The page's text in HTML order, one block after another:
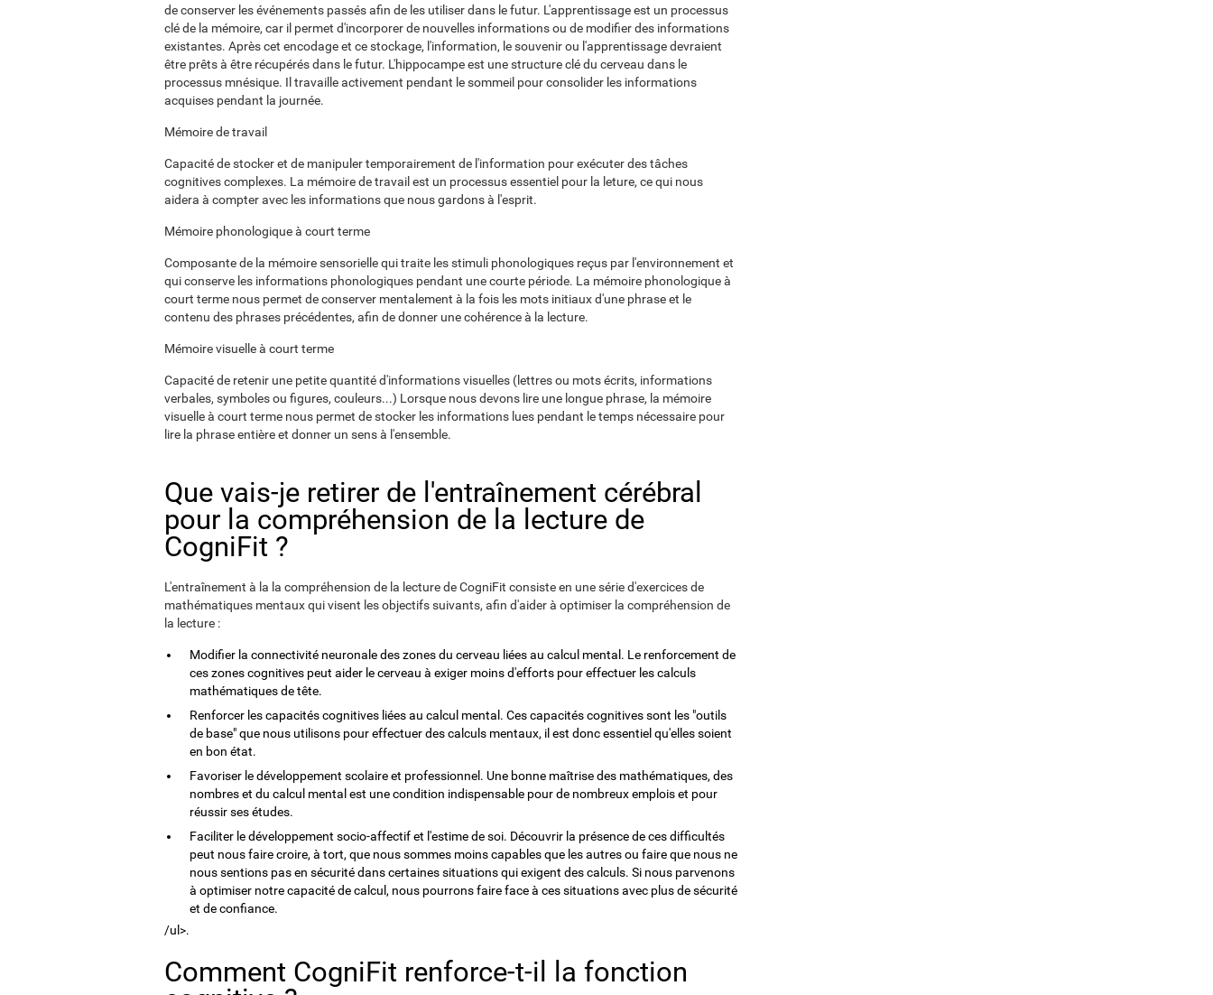
de conserver les événements passés afin de les utiliser dans le futur. L'apprentissage est un processus
clé de la mémoire, car il permet d'incorporer de nouvelles informations ou de modifier des informations
existantes. Après cet encodage et ce stockage, l'information, le souvenir ou l'apprentissage devraient
être prêts à être récupérés dans le futur. L'hippocampe est une structure clé du cerveau dans le
processus mnésique. Il travaille activement pendant le sommeil pour consolider les informations
acquises pendant la journée.
Mémoire de travail
Capacité de stocker et de manipuler temporairement de l'information pour exécuter des tâches
cognitives complexes. La mémoire de travail est un processus essentiel pour la leture, ce qui nous
aidera à compter avec les informations que nous gardons à l'esprit.
Mémoire phonologique à court terme
Composante de la mémoire sensorielle qui traite les stimuli phonologiques reçus par l'environnement et
qui conserve les informations phonologiques pendant une courte période. La mémoire phonologique à
court terme nous permet de conserver mentalement à la fois les mots initiaux d'une phrase et le
contenu des phrases précédentes, afin de donner une cohérence à la lecture.
Mémoire visuelle à court terme
Capacité de retenir une petite quantité d'informations visuelles (lettres ou mots écrits, informations
verbales, symboles ou figures, couleurs...) Lorsque nous devons lire une longue phrase, la mémoire
visuelle à court terme nous permet de stocker les informations lues pendant le temps nécessaire pour
lire la phrase entière et donner un sens à l'ensemble.
Que vais-je retirer de l'entraînement cérébral
pour la compréhension de la lecture de
CogniFit ?
L'entraînement à la la compréhension de la lecture de CogniFit consiste en une série d'exercices de
mathématiques mentaux qui visent les objectifs suivants, afin d'aider à optimiser la compréhension de
la lecture :
Modifier la connectivité neuronale des zones du cerveau liées au calcul mental. Le renforcement de
ces zones cognitives peut aider le cerveau à exiger moins d'efforts pour effectuer les calculs
mathématiques de tête.
Renforcer les capacités cognitives liées au calcul mental. Ces capacités cognitives sont les "outils
de base" que nous utilisons pour effectuer des calculs mentaux, il est donc essentiel qu'elles soient
en bon état.
Favoriser le développement scolaire et professionnel. Une bonne maîtrise des mathématiques, des
nombres et du calcul mental est une condition indispensable pour de nombreux emplois et pour
réussir ses études.
Faciliter le développement socio-affectif et l'estime de soi. Découvrir la présence de ces difficultés
peut nous faire croire, à tort, que nous sommes moins capables que les autres ou faire que nous ne
nous sentions pas en sécurité dans certaines situations qui exigent des calculs. Si nous parvenons
à optimiser notre capacité de calcul, nous pourrons faire face à ces situations avec plus de sécurité
et de confiance.
/ul>.
Comment CogniFit renforce-t-il la fonction